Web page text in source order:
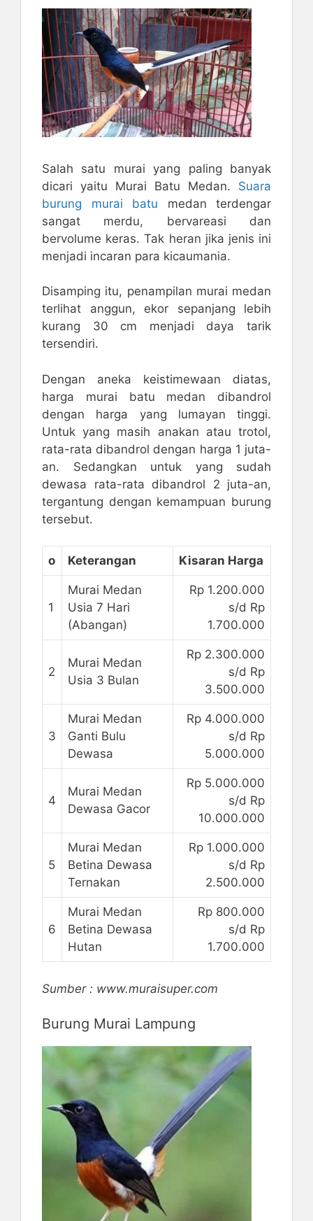
Salah satu murai yang paling banyak
dicari yaitu Murai Batu Medan. Suara
burung murai batu medan terdengar
sangat merdu, bervareasi dan
bervolume keras. Tak heran jika jenis ini
menjadi incaran para kicaumania.
Disamping itu, penampilan murai medan
terlihat anggun, ekor sepanjang lebih
kurang 30 cm menjadi daya tarik
tersendiri.
Dengan aneka keistimewaan diatas,
harga murai batu medan dibandrol
dengan harga yang lumayan tinggi.
Untuk yang masih anakan atau trotol,
rata-rata dibandrol dengan harga 1 juta-
an. Sedangkan untuk yang sudah
dewasa rata-rata dibandrol 2 juta-an,
tergantung dengan kemampuan burung
tersebut.
o Keterangan Kisaran Harga
1
Murai Medan
Usia 7 Hari
(Abangan)
Rp 1.200.000
s/d Rp
1.700.000
2
Murai Medan
Usia 3 Bulan
Rp 2.300.000
s/d Rp
3.500.000
3
Murai Medan
Ganti Bulu
Dewasa
Rp 4.000.000
s/d Rp
5.000.000
4
Murai Medan
Dewasa Gacor
Rp 5.000.000
s/d Rp
10.000.000
5
Murai Medan
Betina Dewasa
Ternakan
Rp 1.000.000
s/d Rp
2.500.000
6
Murai Medan
Betina Dewasa
Hutan
Rp 800.000
s/d Rp
1.700.000
Sumber : www.muraisuper.com
Burung Murai Lampung